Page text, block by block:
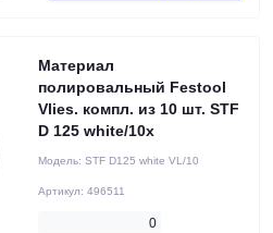
Материал
полировальный Festool
Vlies. компл. из 10 шт. STF
D 125 white/10x
Модель: STF D125 white VL/10
Артикул: 496511
0